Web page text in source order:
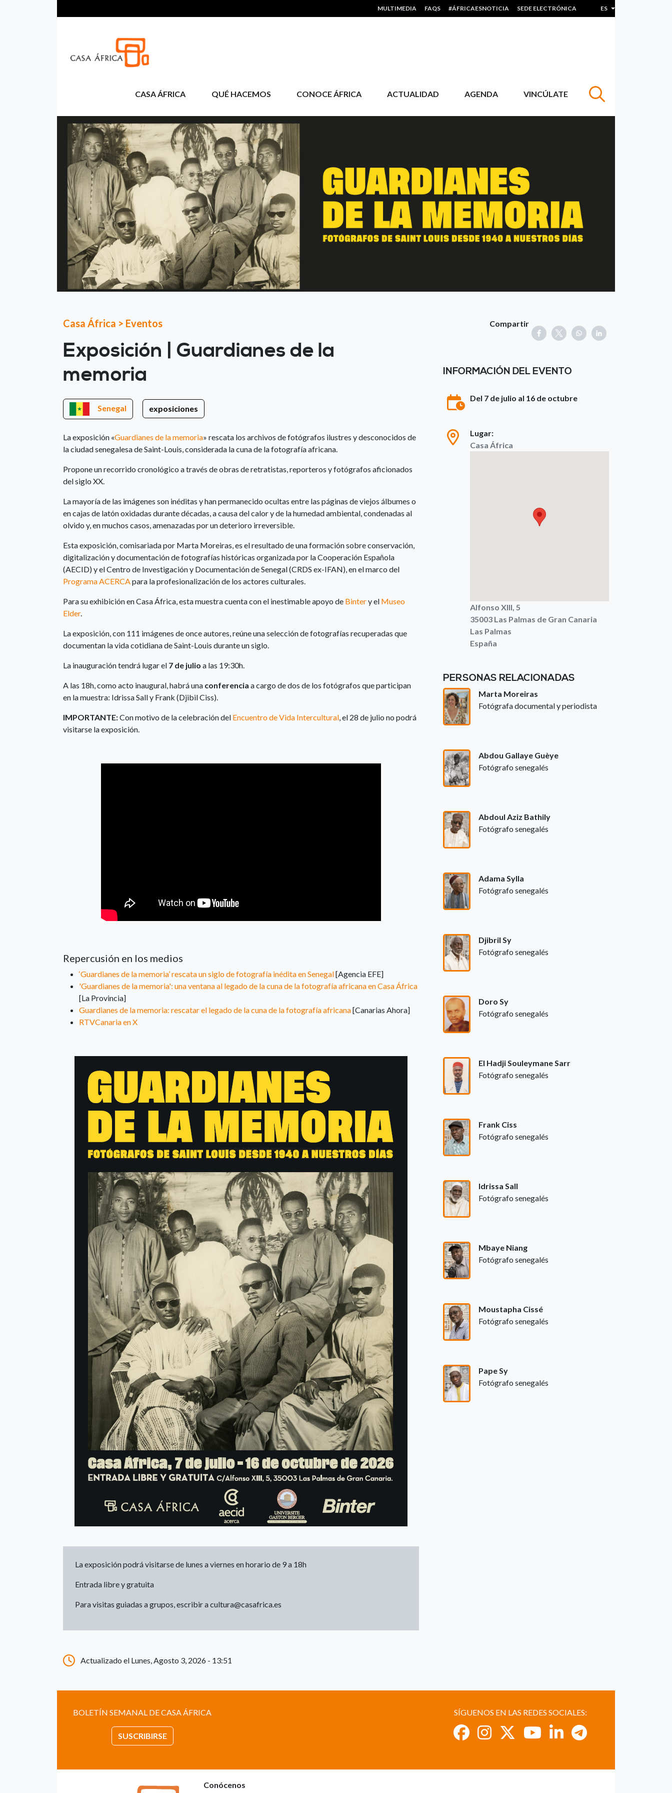
HEADER MENU
MULTIMEDIA FAQS #ÁFRICAESNOTICIA SEDE ELECTRÓNICA ES Lista adicional de
CASA ÁFRICA QUÉ HACEMOS CONOCE ÁFRICA ACTUALIDAD AGENDA VINCÚLATE
Casa África > Eventos
Exposición | Guardianes de la
memoria
Senegal exposiciones
La exposición «Guardianes de la memoria» rescata los archivos de fotógrafos ilustres y desconocidos de
la ciudad senegalesa de Saint-Louis, considerada la cuna de la fotografía africana.
Propone un recorrido cronológico a través de obras de retratistas, reporteros y fotógrafos aficionados
del siglo XX.
La mayoría de las imágenes son inéditas y han permanecido ocultas entre las páginas de viejos álbumes o
en cajas de latón oxidadas durante décadas, a causa del calor y de la humedad ambiental, condenadas al
olvido y, en muchos casos, amenazadas por un deterioro irreversible.
Esta exposición, comisariada por Marta Moreiras, es el resultado de una formación sobre conservación,
digitalización y documentación de fotografías históricas organizada por la Cooperación Española
(AECID) y el Centro de Investigación y Documentación de Senegal (CRDS ex-IFAN), en el marco del
Programa ACERCApara la profesionalización de los actores culturales.
Para su exhibición en Casa África, esta muestra cuenta con el inestimable apoyo de Bintery el Museo
Elder.
La exposición, con 111 imágenes de once autores, reúne una selección de fotografías recuperadas que
documentan la vida cotidiana de Saint-Louis durante un siglo.
La inauguración tendrá lugar el 7 de julio a las 19:30h.
A las 18h, como acto inaugural, habrá una conferencia a cargo de dos de los fotógrafos que participan
en la muestra: Idrissa Sall y Frank (Djibil Ciss).
IMPORTANTE:Con motivo de la celebración del Encuentro de Vida Intercultural, el 28 de julio no podrá
visitarse la exposición.
Repercusión en los medios
‘Guardianes de la memoria’ rescata un siglo de fotografía inédita en Senegal[Agencia EFE]
'Guardianes de la memoria': una ventana al legado de la cuna de la fotografía africana en Casa África
[La Provincia]
Guardianes de la memoria: rescatar el legado de la cuna de la fotografía africana[Canarias Ahora]
RTVCanaria en X
La exposición podrá visitarse de lunes a viernes en horario de 9 a 18h
Entrada libre y gratuita
Para visitas guiadas a grupos, escribir a cultura@casafrica.es
Actualizado el Lunes, Agosto 3, 2026 - 13:51
Compartir
INFORMACIÓN DEL EVENTO
Del 7 de julio al 16 de octubre
Lugar:
Casa África
Alfonso XIII, 5
35003 Las Palmas de Gran Canaria
Las Palmas
España
PERSONAS RELACIONADAS
Marta Moreiras
Fotógrafa documental y periodista
Abdou Gallaye Guèye
Fotógrafo senegalés
Abdoul Aziz Bathily
Fotógrafo senegalés
Adama Sylla
Fotógrafo senegalés
Djibril Sy
Fotógrafo senegalés
Doro Sy
Fotógrafo senegalés
El Hadji Souleymane Sarr
Fotógrafo senegalés
Frank Ciss
Fotógrafo senegalés
Idrissa Sall
Fotógrafo senegalés
Mbaye Niang
Fotógrafo senegalés
Moustapha Cissé
Fotógrafo senegalés
Pape Sy
Fotógrafo senegalés
BOLETÍN SEMANAL DE CASA ÁFRICA
SUSCRIBIRSE
SÍGUENOS EN LAS REDES SOCIALES:
Conócenos